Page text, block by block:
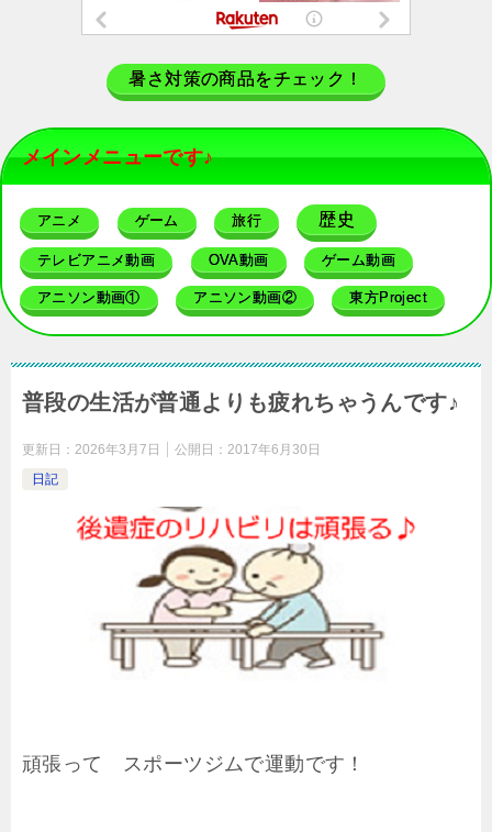
暑さ対策の商品をチェック！
メインメニューです♪
アニメ ゲーム 旅行 歴史
テレビアニメ動画 OVA動画 ゲーム動画
アニソン動画① アニソン動画② 東方Project
普段の生活が普通よりも疲れちゃうんです♪
更新日： 2026年3月7日 公開日： 2017年6月30日
日記
頑張って スポーツジムで運動です！